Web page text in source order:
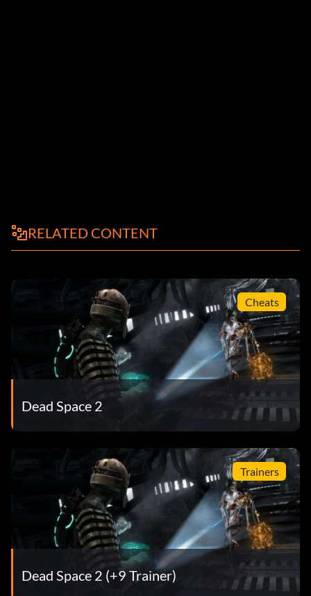
RELATED CONTENT
Cheats
Dead Space 2
Trainers
Dead Space 2 (+9 Trainer)